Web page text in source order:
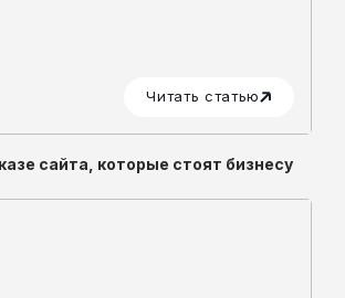
Читать статью
сайта, которые стоят бизнесу